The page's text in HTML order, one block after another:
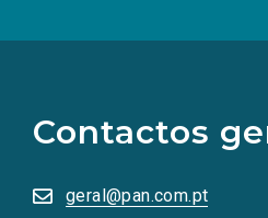
Contactos
geral@pan.com.pt
redes
sociais
numa
nova